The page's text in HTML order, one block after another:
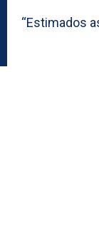
“Estimados